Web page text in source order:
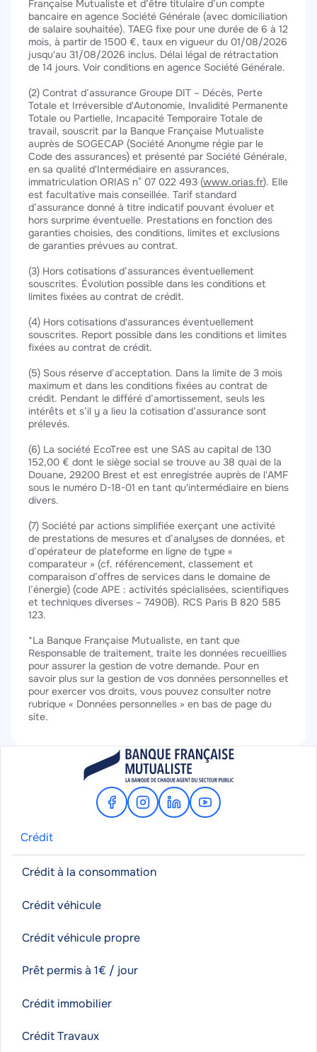
Française Mutualiste et d’être titulaire d’un compte
bancaire en agence Société Générale (avec domiciliation
de salaire souhaitée). TAEG fixe pour une durée de 6 à 12
mois, à partir de 1500 €, taux en vigueur du 01/08/2026
jusqu'au 31/08/2026 inclus. Délai légal de rétractation
de 14 jours. Voir conditions en agence Société Générale.
(2) Contrat d’assurance Groupe DIT – Décès, Perte
Totale et Irréversible d'Autonomie, Invalidité Permanente
Totale ou Partielle, Incapacité Temporaire Totale de
travail, souscrit par la Banque Française Mutualiste
auprès de SOGECAP (Société Anonyme régie par le
Code des assurances) et présenté par Société Générale,
en sa qualité d'Intermédiaire en assurances,
immatriculation ORIAS n° 07 022 493 (www.orias.fr). Elle
est facultative mais conseillée. Tarif standard
d’assurance donné à titre indicatif pouvant évoluer et
hors surprime éventuelle. Prestations en fonction des
garanties choisies, des conditions, limites et exclusions
de garanties prévues au contrat.
(3) Hors cotisations d’assurances éventuellement
souscrites. Évolution possible dans les conditions et
limites fixées au contrat de crédit.
(4) Hors cotisations d'assurances éventuellement
souscrites. Report possible dans les conditions et limites
fixées au contrat de crédit.
(5) Sous réserve d’acceptation. Dans la limite de 3 mois
maximum et dans les conditions fixées au contrat de
crédit. Pendant le différé d’amortissement, seuls les
intérêts et s’il y a lieu la cotisation d’assurance sont
prélevés.
(6) La société EcoTree est une SAS au capital de 130
152,00 € dont le siège social se trouve au 38 quai de la
Douane, 29200 Brest et est enregistrée auprès de l'AMF
sous le numéro D-18-01 en tant qu'intermédiaire en biens
divers.
(7) Société par actions simplifiée exerçant une activité
de prestations de mesures et d’analyses de données, et
d’opérateur de plateforme en ligne de type «
comparateur » (cf. référencement, classement et
comparaison d’offres de services dans le domaine de
l’énergie) (code APE : activités spécialisées, scientifiques
et techniques diverses – 7490B). RCS Paris B 820 585
123.
*La Banque Française Mutualiste, en tant que
Responsable de traitement, traite les données recueillies
pour assurer la gestion de votre demande. Pour en
savoir plus sur la gestion de vos données personnelles et
pour exercer vos droits, vous pouvez consulter notre
rubrique « Données personnelles » en bas de page du
site.
FacebookInstagram
LinkedinYoutube
Crédit
Crédit à la consommation
Crédit véhicule
Crédit véhicule propre
Prêt permis à 1€ / jour
Crédit immobilier
Crédit Travaux